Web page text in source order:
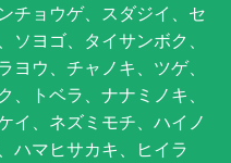
チョウゲ、スダジイ、セ
ヨゴ、タイサンボク、
ウ、チャノキ、ツゲ、
、トベラ、ナナミノキ、
イ、ネズミモチ、ハイノ
ハマヒサカキ、ヒイラ